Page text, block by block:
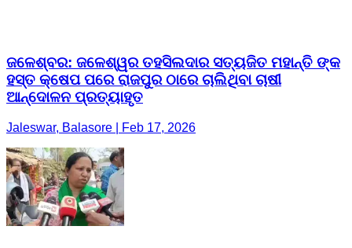
ଜଳେଶ୍ବର: ଜଳେଶ୍ୱର ତହସିଲଦାର ସତ୍ୟଜିତ ମହାନ୍ତି ଙ୍କ
ହସ୍ତ କ୍ଷେପ ପରେ ରାଜପୁର ଠାରେ ଚାଲିଥିବା ଚାଷୀ
ଆନ୍ଦୋଳନ ପ୍ରତ୍ୟାହୃତ
Jaleswar, Balasore | Feb 17, 2026